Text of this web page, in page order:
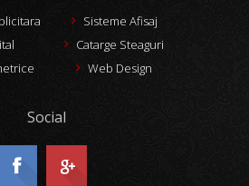
Sisteme Afisaj
Catarge Steaguri
Web Design
Social